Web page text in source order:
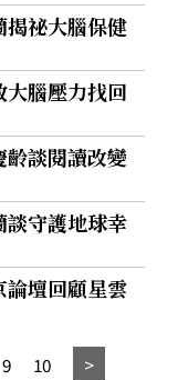
祕大腦保健
腦壓力找回
談閱讀改變
守護地球幸
壇回顧星雲
9 10